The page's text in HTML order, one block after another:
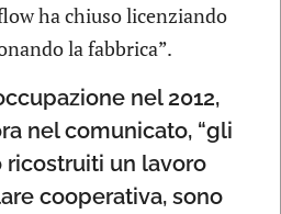
ha chiuso licenziando
la fabbrica”.
nel 2012,
nel comunicato, “gli
ricostruiti un lavoro
cooperativa, sono